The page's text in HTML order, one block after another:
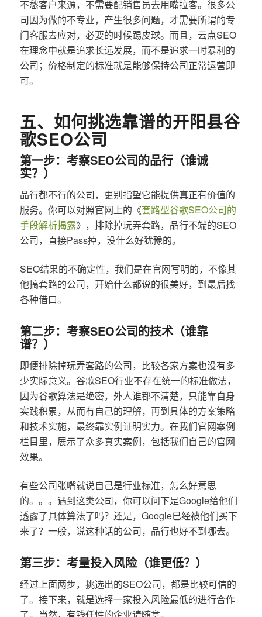
不愁客户来源，不需要配销售员去用嘴拉客。很多公
司因为做的不专业，产生很多问题，才需要所谓的专
门客服去应对，必要的时候踢皮球。而且，云点SEO
在理念中就是追求长远发展，而不是追求一时暴利的
公司；价格制定的标准就是能够保持公司正常运营即
可。
五、如何挑选靠谱的开阳县谷
歌SEO公司
第一步：考察SEO公司的品行（谁诚
实？）
品行都不行的公司，更别指望它能提供真正有价值的
服务。你可以对照官网上的《套路型谷歌SEO公司的
手段解析揭露》，排除掉玩弄套路，品行不端的SEO
公司，直接Pass掉，没什么好犹豫的。
SEO结果的不确定性，我们是在官网写明的，不像其
他搞套路的公司，开始什么都说的很美好，到最后找
各种借口。
第二步：考察SEO公司的技术（谁靠
谱？）
即便排除掉玩弄套路的公司，比较各家方案也没有多
少实际意义。谷歌SEO行业不存在统一的标准做法，
因为谷歌算法是绝密，外人谁都不清楚，只能靠自身
实践积累，从而有自己的理解，再到具体的方案策略
和技术实施，最终靠实例证明实力。在我们官网案例
栏目里，展示了众多真实案例，包括我们自己的官网
效果。
有些公司张嘴就说自己是行业标准，怎么好意思
的。。。遇到这类公司，你可以问下是Google给他们
透露了具体算法了吗？还是，Google已经被他们买下
来了？一般，说这种话的公司，品行也好不到哪去。
第三步：考量投入风险（谁更低？）
经过上面两步，挑选出的SEO公司，都是比较可信的
了。接下来，就是选择一家投入风险最低的进行合作